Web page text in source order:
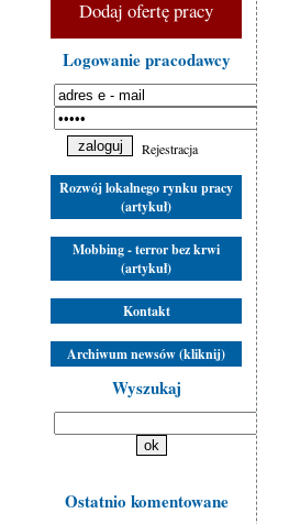
Dodaj ofertę pracy
Logowanie pracodawcy
Rejestracja
Rozwój lokalnego rynku pracy
(artykuł)
Mobbing - terror bez krwi
(artykuł)
Kontakt
Archiwum newsów (kliknij)
Wyszukaj
Ostatnio komentowane